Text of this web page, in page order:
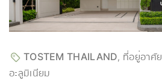
TOSTEM THAILAND, ที่อยู่อาศัย
อะลูมิเนียม